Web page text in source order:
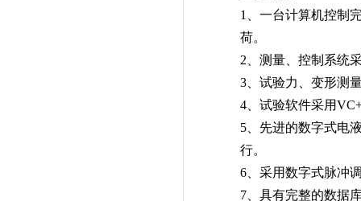
1、一台计算机控制
荷。
2、测量、控制系统
3、试验力、变形测
4、试验软件采用
5、先进的数字式电
行。
6、采用数字式脉冲
7、具有完整的数据